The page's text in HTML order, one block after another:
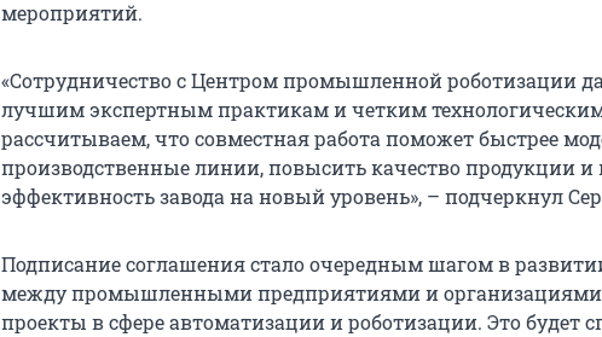
мероприятий.
«Сотрудничество с Центром промышленной роботизации
лучшим экспертным практикам и четким
рассчитываем, что совместная работа поможет быстрее
производственные линии, повысить качество продукции и
эффективность завода на новый уровень», – подчеркнул
Подписание соглашения стало очередным шагом в
между промышленными предприятиями и
проекты в сфере автоматизации и роботизации. Это будет